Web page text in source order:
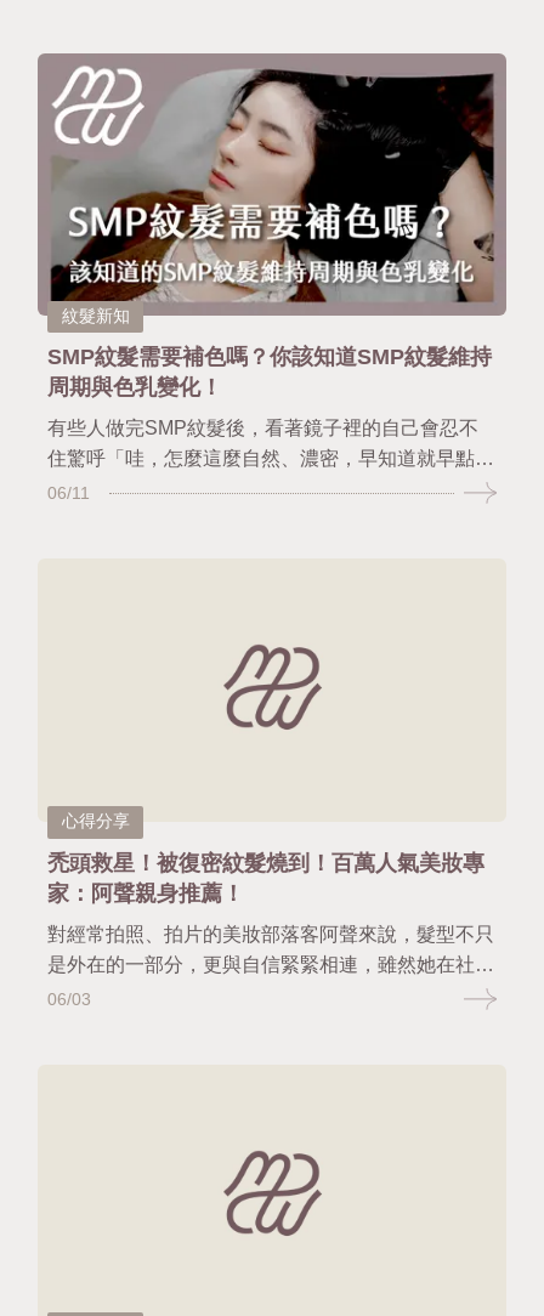
自信，讓我們一起看下去吧！
紋髮新知
SMP紋髮需要補色嗎？你該知道SMP紋髮維持
周期與色乳變化！
有些人做完SMP紋髮後，看著鏡子裡的自己會忍不
住驚呼「哇，怎麼這麼自然、濃密，早知道就早點做
了！」但隨著時間一點一滴過去，有些人會開始發現
你也正在猶豫要不要補色，或是擔心補色很麻煩、又
怕花冤枉錢，慢慢日茂的這篇文章就是專門寫給你
的，我們將用最口語、最生活化的方式，帶你搞懂紋
髮為什麼會需要補色、什麼時候該補色、補色的價值
06/11
心得分享
禿頭救星！被復密紋髮燒到！百萬人氣美妝專
家：阿聲親身推薦！
對經常拍照、拍片的美妝部落客阿聲來說，髮型不只
是外在的一部分，更與自信緊緊相連，雖然她在社群
上總是充滿活力、幽默感十足，但只有她自己知道，
06/03